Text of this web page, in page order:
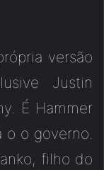
versão
Justin
É Hammer
o o governo.
filho do